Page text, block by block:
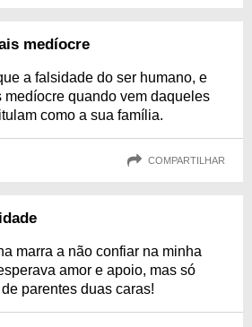
medíocre
a falsidade do ser humano, e
medíocre quando vem daqueles
como a sua família.
COMPARTILHAR
marra a não confiar na minha
amor e apoio, mas só
parentes duas caras!